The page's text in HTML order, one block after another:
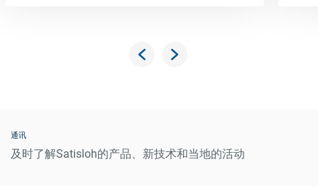
通讯
及时了解Satisloh的产品、新技术和当地的活动